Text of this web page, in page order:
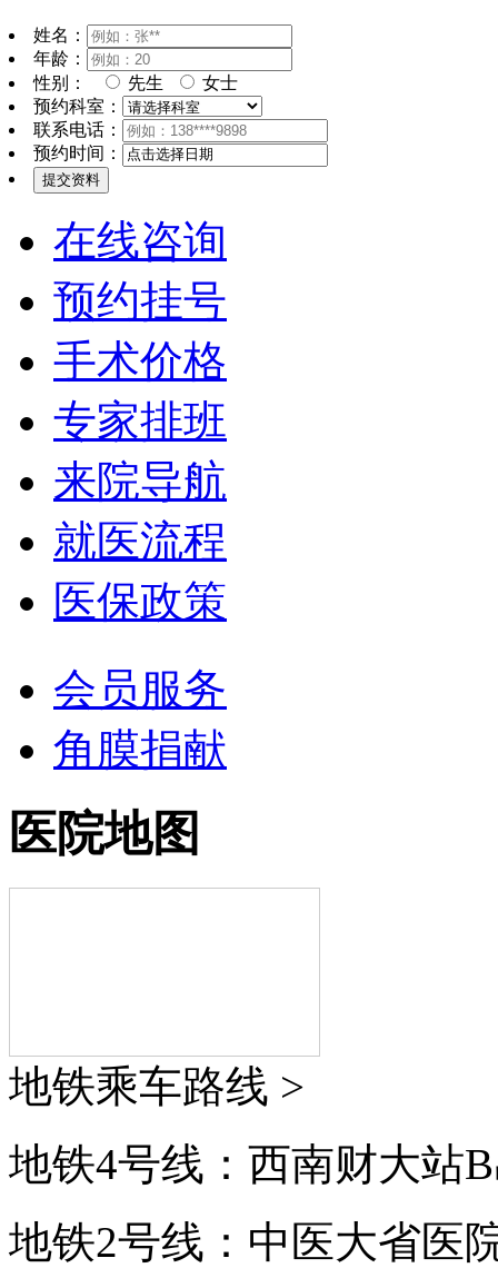
姓名：
年龄：
性别：
先生
女士
预约科室：
联系电话：
预约时间：
在线咨询
预约挂号
手术价格
专家排班
来院导航
就医流程
医保政策
会员服务
角膜捐献
医院地图
地铁乘车路线 >
地铁4号线：西南财大站
地铁2号线：中医大省医